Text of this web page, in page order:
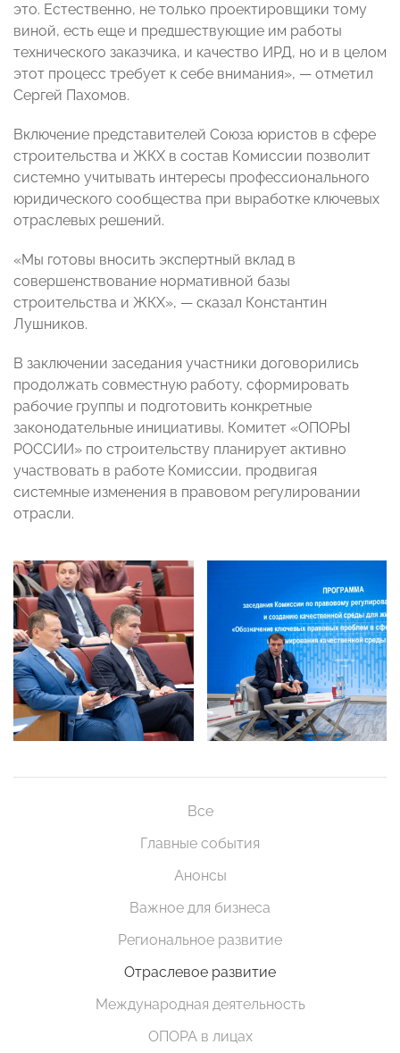
это. Естественно, не только проектировщики тому
виной, есть еще и предшествующие им работы
технического заказчика, и качество ИРД, но и в целом
этот процесс требует к себе внимания», — отметил
Сергей Пахомов.
Включение представителей Союза юристов в сфере
строительства и ЖКХ в состав Комиссии позволит
системно учитывать интересы профессионального
юридического сообщества при выработке ключевых
отраслевых решений.
«Мы готовы вносить экспертный вклад в
совершенствование нормативной базы
строительства и ЖКХ», — сказал Константин
Лушников.
В заключении заседания участники договорились
продолжать совместную работу, сформировать
рабочие группы и подготовить конкретные
законодательные инициативы. Комитет «ОПОРЫ
РОССИИ» по строительству планирует активно
участвовать в работе Комиссии, продвигая
системные изменения в правовом регулировании
отрасли.
Все
Главные события
Анонсы
Важное для бизнеса
Региональное развитие
Отраслевое развитие
Международная деятельность
ОПОРА в лицах